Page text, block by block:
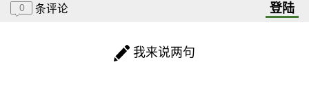
0 条评论 登陆
我来说两句